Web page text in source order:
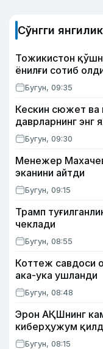
Сўнгги
Тожикистон
ёнилғи сотиб
Бугун, 09:35
Кескин сюжет ва
даврларнинг энг
Бугун, 09:30
Менежер
эканини айтди
Бугун, 09:15
Трамп
чеклади
Бугун, 08:55
Коттеж савдоси
ака-ука ушланди
Бугун, 08:48
Эрон АҚШнинг
киберҳужум
Бугун, 08:15